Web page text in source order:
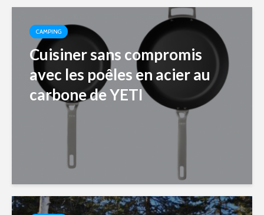
CAMPING
Cuisiner sans compromis
avec les poêles en acier au
carbone de YETI